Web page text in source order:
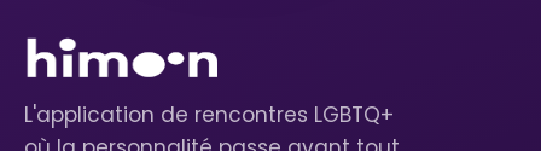
L'application de rencontres LGBTQ+